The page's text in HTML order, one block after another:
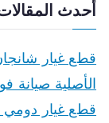
أحدث
الأصلية صيانة